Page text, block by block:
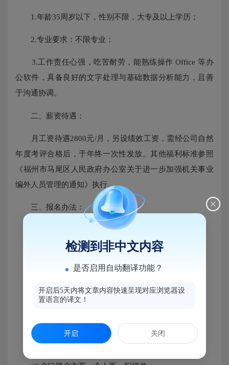
1.年龄35周岁以下，性别不限，大专及以上学历；
2.专业要求：不限专业；
3.工作责任心强，吃苦耐劳，能熟练操作 Office 等办
公软件，具备良好的文字处理与基础数据分析能力，且善
于沟通协调。
二、薪资待遇：
月工资待遇2800元/月，另设绩效工资，需经公司自然
年度考评合格后，于年终一次性发放。其他福利标准参照
《福州市马尾区人民政府办公室关于进一步加强机关事业
编外人员管理的通知》执行。
三、报名办法：
1.报名时间：2025年8月7日至2025年8月13日17:30；
2.报名邮箱：5438695@qq.com；
3.报名材料：
(1)报名登记表（见附件）；
(3)身份证正、反面扫描件；
检测到非中文内容
是否启用自动翻译功能？
开启后5天内将文章内容快速呈现对应浏览器设
置语言的译文！
开启 关闭